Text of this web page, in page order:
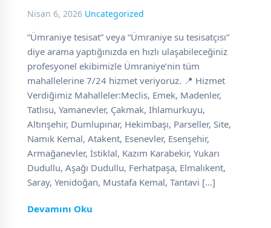
Nisan 6, 2026 Uncategorized
“Ümraniye tesisat” veya “Ümraniye su tesisatçısı”
diye arama yaptığınızda en hızlı ulaşabileceğiniz
profesyonel ekibimizle Ümraniye’nin tüm
mahallelerine 7/24 hizmet veriyoruz. 📍 Hizmet
Verdiğimiz Mahalleler:Meclis, Emek, Madenler,
Tatlısu, Yamanevler, Çakmak, Ihlamurkuyu,
Altınşehir, Dumlupınar, Hekimbaşı, Parseller, Site,
Namık Kemal, Atakent, Esenevler, Esenşehir,
Armağanevler, İstiklal, Kazım Karabekir, Yukarı
Dudullu, Aşağı Dudullu, Ferhatpaşa, Elmalıkent,
Saray, Yenidoğan, Mustafa Kemal, Tantavi […]
Devamını Oku